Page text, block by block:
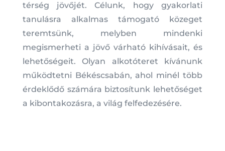
térség jövőjét. Célunk, hogy gyakorlati
tanulásra alkalmas támogató közeget
teremtsünk, melyben mindenki
megismerheti a jövő várható kihívásait, és
lehetőségeit. Olyan alkotóteret kívánunk
működtetni Békéscsabán, ahol minél több
érdeklődő számára biztosítunk lehetőséget
a kibontakozásra, a világ felfedezésére.